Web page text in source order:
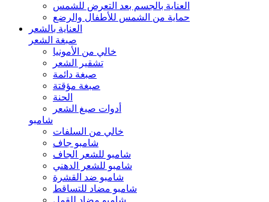
العناية بالجسم بعد التعرض للشمس
حماية من الشمس للأطفال والرضع
العناية بالشعر
صبغة الشعر
خالي من الأمونيا
تشقير الشعر
صبغة دائمة
صبغة مؤقتة
الحنة
أدوات صبغ الشعر
شامبو
خالي من السلفات
شامبو جاف
شامبو للشعر الجاف
شامبو للشعر الدهني
شامبو ضد القشرة
شامبو مضاد للتساقط
شامبو مضاد للقمل